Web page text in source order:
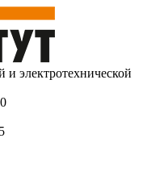
электротехнической